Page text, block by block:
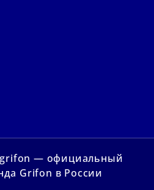
— официальный
Grifon в России